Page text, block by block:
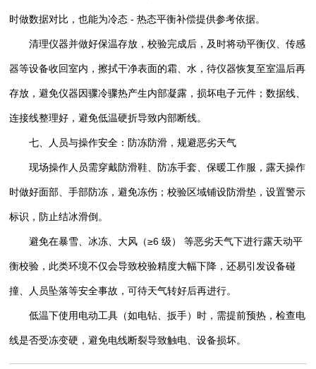
时做数据对比，也能为冷态 - 热态平衡补偿提供参考依据。
清理仪器并做好保温存放，校验完成后，及时将动平衡仪、传感
器等设备收回室内，擦拭干净表面的霜、水，待仪器恢复至室温后再
存放，避免仪器因骤冷骤热产生内部凝露，损坏电子元件；数据线、
连接线整理好，避免低温硬折导致内部断线。
七、人员与操作安全：防冻防滑，规避恶劣天气
现场操作人员需穿戴防滑鞋、防冻手套、保暖工作服，露天操作
时做好面部、手部防冻，避免冻伤；校验区域铺设防滑垫，设置警示
标识，防止结冰滑倒。
避免在暴雪、冰冻、大风（≥6 级） 等恶劣天气下进行露天动平
衡校验，此类环境不仅会导致校验精度大幅下降，还易引发设备碰
撞、人员坠落等安全事故，可待天气转好后再进行。
低温下使用电动工具（如电钻、扳手）时，需提前预热，检查电
线是否受冻变硬，避免电线断裂导致触电、设备损坏。